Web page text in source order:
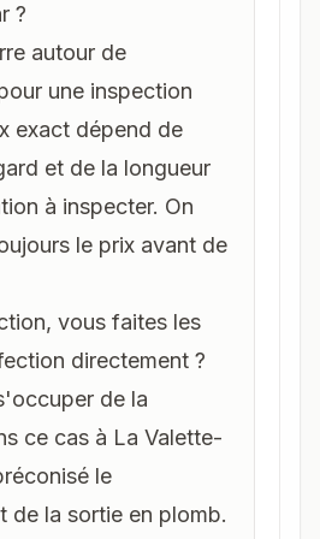
?
autour de
une inspection
exact dépend de
et de la longueur
à inspecter. On
le prix avant de
vous faites les
directement ?
de la
ce cas à La Valette-
le
de la sortie en plomb.